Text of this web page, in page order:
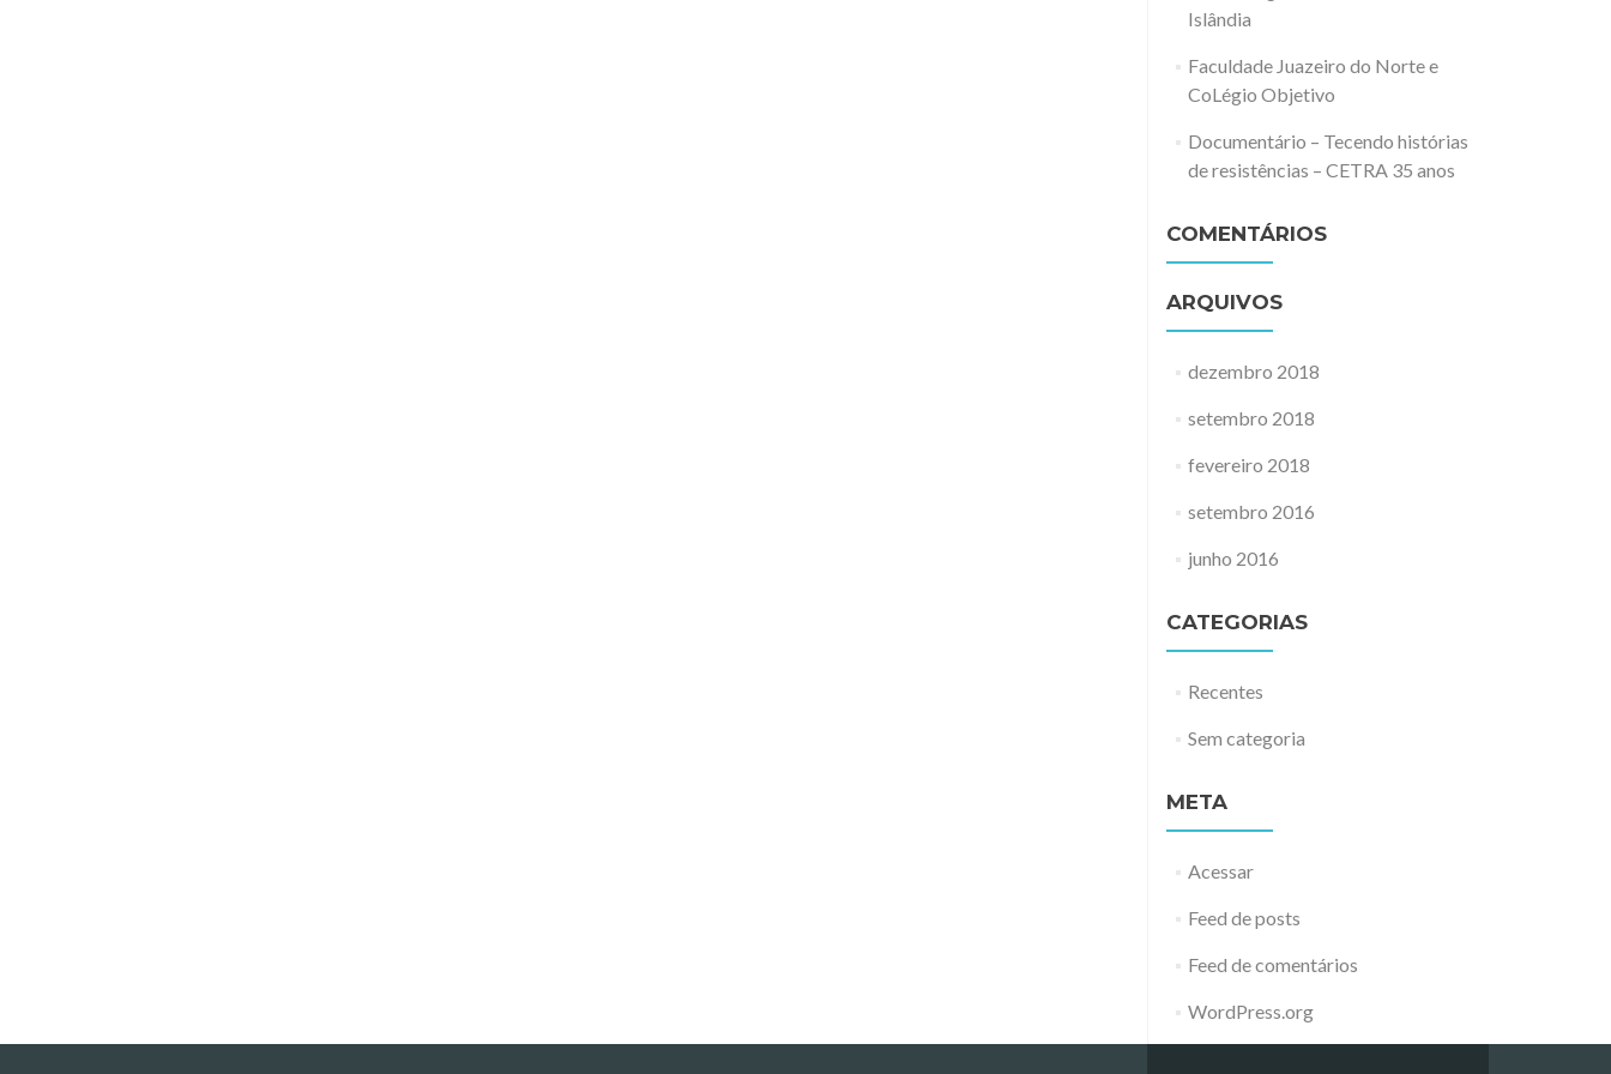
Islândia
Faculdade Juazeiro do Norte e
CoLégio Objetivo
Documentário – Tecendo histórias
de resistências – CETRA 35 anos
COMENTÁRIOS
ARQUIVOS
dezembro 2018
setembro 2018
fevereiro 2018
setembro 2016
junho 2016
CATEGORIAS
Recentes
Sem categoria
META
Acessar
Feed de posts
Feed de comentários
WordPress.org